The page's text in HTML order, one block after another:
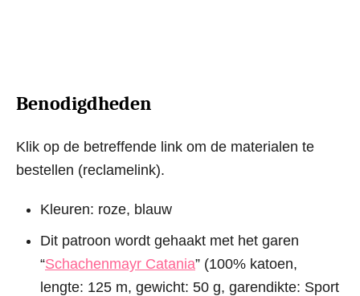
Benodigdheden
Klik op de betreffende link om de materialen te
bestellen (reclamelink).
Kleuren: roze, blauw
Dit patroon wordt gehaakt met het garen
“Schachenmayr Catania” (100% katoen,
lengte: 125 m, gewicht: 50 g, garendikte: Sport